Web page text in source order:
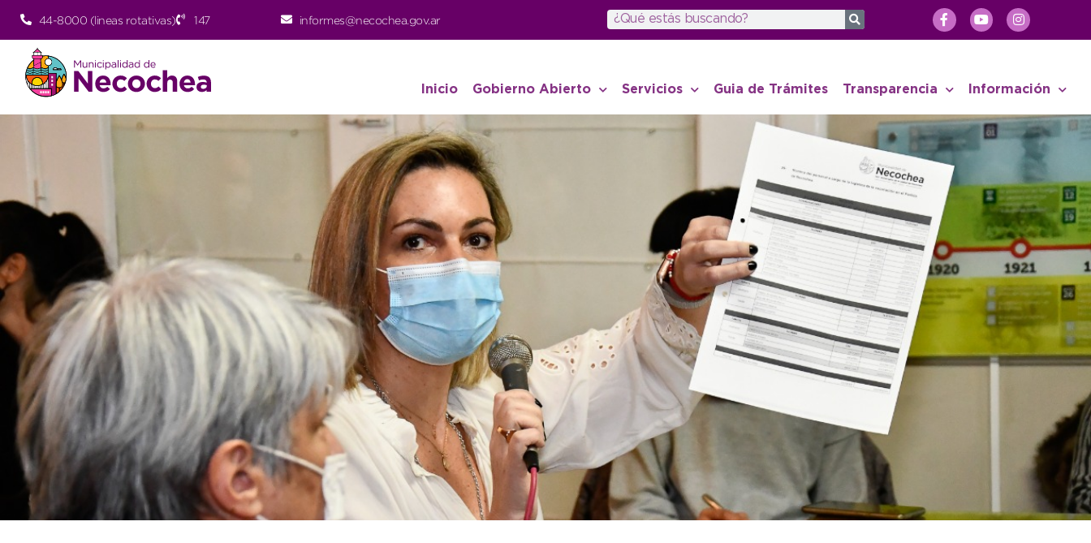
44-8000 (lineas rotativas) 147 informes@necochea.gov.ar
Inicio Gobierno Abierto Servicios Guia de Trámites Transparencia Información